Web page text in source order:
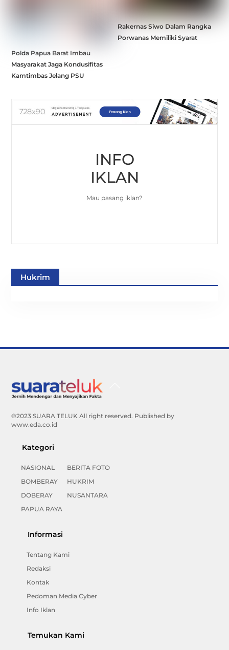
Polda Papua Barat Imbau
Masyarakat Jaga Kondusifitas
Kamtimbas Jelang PSU
Rakernas Siwo Dalam Rangka
Porwanas Memiliki Syarat
INFO
IKLAN
Mau pasang iklan?
Hukrim
©2023 SUARA TELUK All right reserved. Published by
www.eda.co.id
Kategori
NASIONAL
BOMBERAY
DOBERAY
PAPUA RAYA
BERITA FOTO
HUKRIM
NUSANTARA
Informasi
Tentang Kami
Redaksi
Kontak
Pedoman Media Cyber
Info Iklan
Temukan Kami